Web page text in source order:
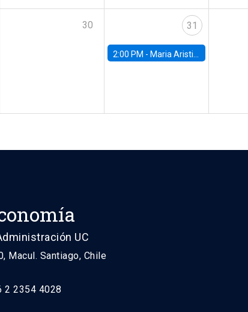
30 31
2:00 PM - Maria Aristizabal-Ramirez, FED Board
UC
Macul. Santiago, Chile
2 2354 4028